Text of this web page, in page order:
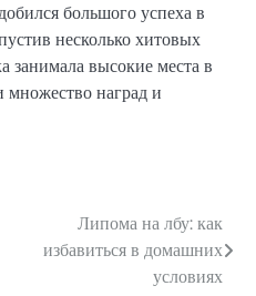
большого успеха в
несколько хитовых
занимала высокие места в
множество наград и
Липома на лбу: как
избавиться в домашних
условиях